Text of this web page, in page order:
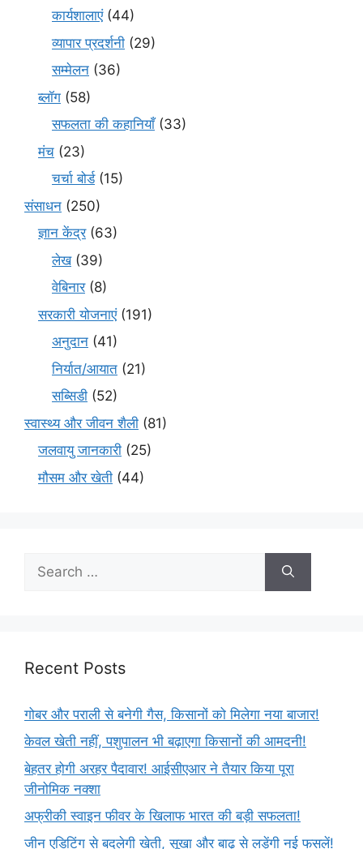
कार्यशालाएं(44)
व्यापार प्रदर्शनी (29)
सम्मेलन (36)
ब्लॉग (58)
सफलता की कहानियाँ(33)
मंच (23)
चर्चा बोर्ड(15)
संसाधन (250)
ज्ञान केंद्र(63)
लेख(39)
वेबिनार(8)
सरकारी योजनाएं(191)
अनुदान (41)
निर्यात/आयात (21)
सब्सिडी (52)
स्वास्थ्य और जीवन शैली (81)
जलवायु जानकारी (25)
मौसम और खेती (44)
Recent Posts
गोबर और पराली से बनेगी गैस, किसानों को मिलेगा नया बाजार!
केवल खेती नहीं, पशुपालन भी बढ़ाएगा किसानों की आमदनी!
बेहतर होगी अरहर पैदावार! आईसीएआर ने तैयार किया पूरा
जीनोमिक नक्शा
अफ्रीकी स्वाइन फीवर के खिलाफ भारत की बड़ी सफलता!
जीन एडिटिंग से बदलेगी खेती, सूखा और बाढ़ से लड़ेंगी नई फसलें!